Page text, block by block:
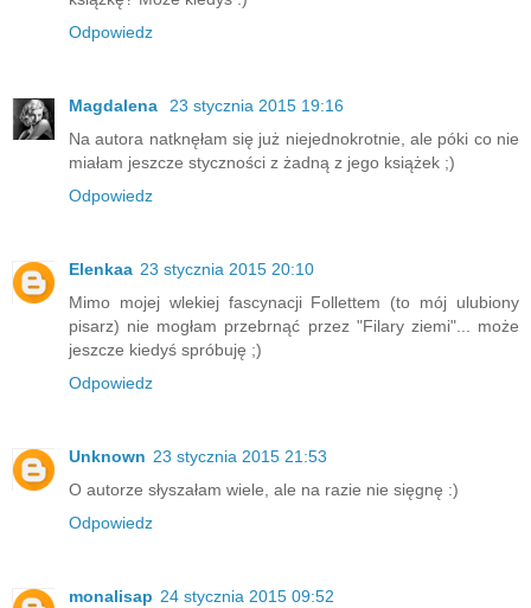
Odpowiedz
Magdalena
23 stycznia 2015 19:16
Na autora natknęłam się już niejednokrotnie, ale póki co nie
miałam jeszcze styczności z żadną z jego książek ;)
Odpowiedz
Elenkaa 23 stycznia 2015 20:10
Mimo mojej wlekiej fascynacji Follettem (to mój ulubiony
pisarz) nie mogłam przebrnąć przez "Filary ziemi"... może
jeszcze kiedyś spróbuję ;)
Odpowiedz
Unknown 23 stycznia 2015 21:53
O autorze słyszałam wiele, ale na razie nie sięgnę :)
Odpowiedz
monalisap 24 stycznia 2015 09:52